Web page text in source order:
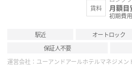
賃料 月額
初期費
駅近 オートロック
保証人不要
運営会社： ユーアンドアールホテルマネジメン